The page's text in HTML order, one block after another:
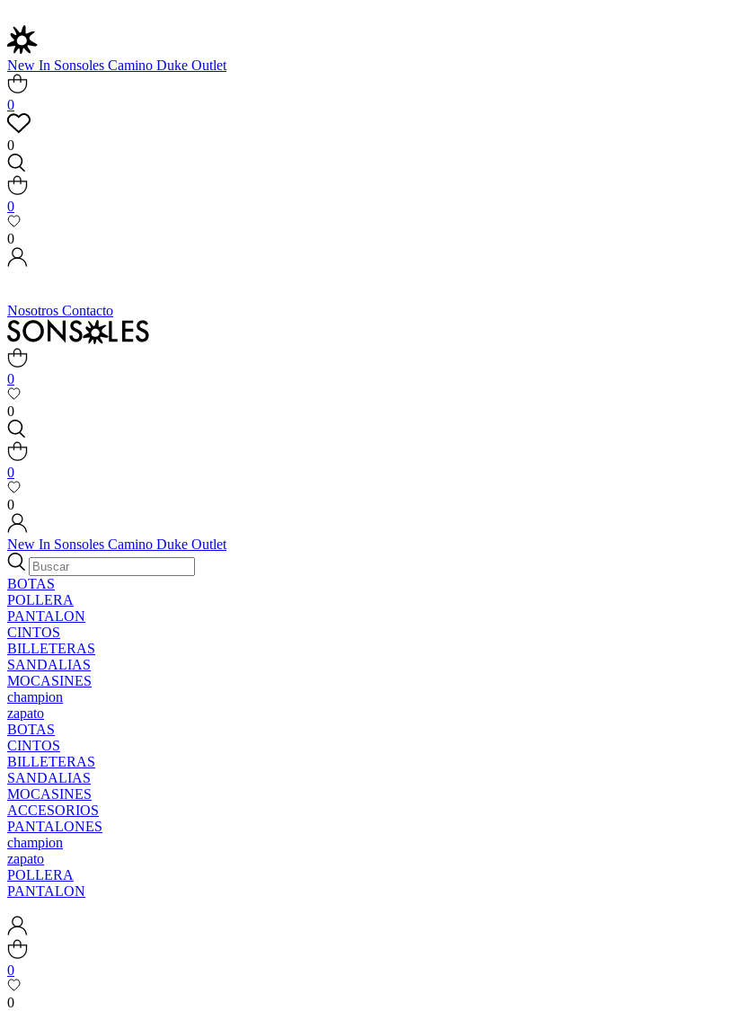
New In Sonsoles Camino Duke Outlet
0
0
0
0
Nosotros Contacto
0
0
0
0
New In Sonsoles Camino Duke Outlet
BOTAS
POLLERA
PANTALON
CINTOS
BILLETERAS
SANDALIAS
MOCASINES
champion
zapato
BOTAS
CINTOS
BILLETERAS
SANDALIAS
MOCASINES
ACCESORIOS
PANTALONES
champion
zapato
POLLERA
PANTALON
0
0